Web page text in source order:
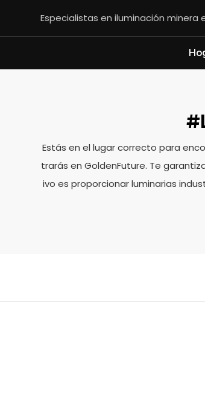
Especialistas en iluminación minera
Estás en el lugar correcto para
trarás en GoldenFuture. Te
ivo es proporcionar luminarias